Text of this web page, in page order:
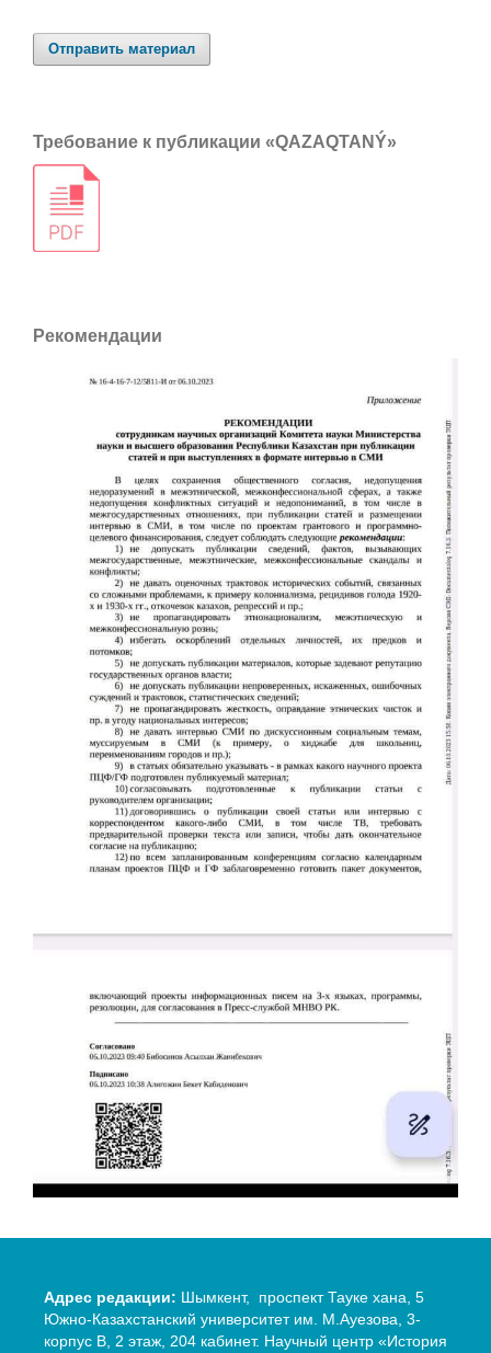
Отправить материал
Требование к публикации «QAZAQTANÝ»
Рекомендации
Адрес редакции: Шымкент, проспект Тауке хана, 5
Южно-Казахстанский университет им. М.Ауезова, 3-
корпус В, 2 этаж, 204 кабинет. Научный центр «История